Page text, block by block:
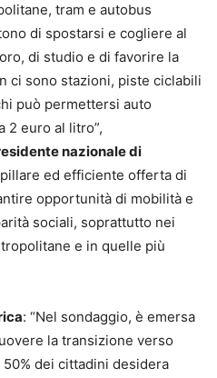
tram e autobus
di spostarsi e cogliere al
di studio e di favorire la
ci sono stazioni, piste ciclabili
può permettersi auto
2 euro al litro”,
nazionale di
ed efficiente offerta di
opportunità di mobilità e
sociali, soprattutto nei
e in quelle più
: “Nel sondaggio, è emersa
la transizione verso
dei cittadini desidera